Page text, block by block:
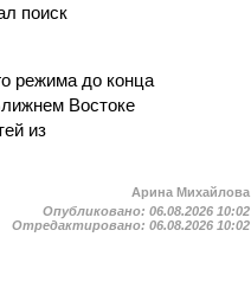
поиск
режима до конца
Востоке
из
Арина Михайлова
Опубликовано:06.08.2026 10:02
Отредактировано:06.08.2026 10:02